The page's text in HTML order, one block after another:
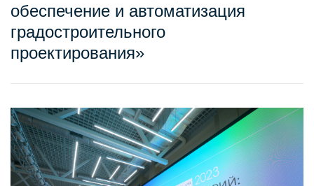
обеспечение и автоматизация
градостроительного
проектирования»